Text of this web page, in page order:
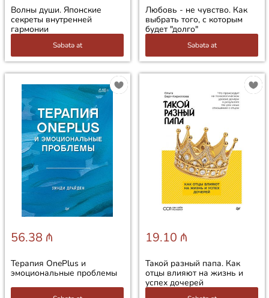
Волны души. Японские
секреты внутренней
гармонии
Səbətə at
Любовь - не чувство. Как
выбрать того, с которым
будет "долго"
Səbətə at
56.38 ₼
Терапия OnePlus и
эмоциональные проблемы
19.10 ₼
Такой разный папа. Как
отцы влияют на жизнь и
успех дочерей